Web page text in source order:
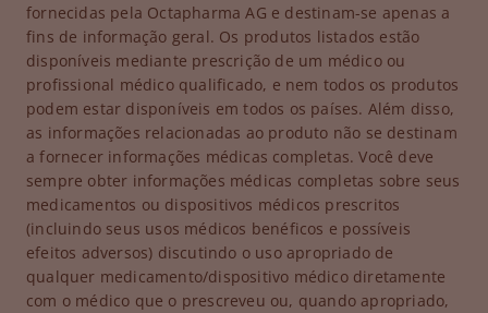
fornecidas pela Octapharma AG e destinam-se apenas a
fins de informação geral. Os produtos listados estão
disponíveis mediante prescrição de um médico ou
profissional médico qualificado, e nem todos os produtos
podem estar disponíveis em todos os países. Além disso,
as informações relacionadas ao produto não se destinam
a fornecer informações médicas completas. Você deve
sempre obter informações médicas completas sobre seus
medicamentos ou dispositivos médicos prescritos
(incluindo seus usos médicos benéficos e possíveis
efeitos adversos) discutindo o uso apropriado de
qualquer medicamento/dispositivo médico diretamente
com o médico que o prescreveu ou, quando apropriado,